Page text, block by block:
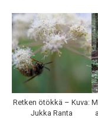
Retken ötökkä – Kuva:
Jukka Ranta